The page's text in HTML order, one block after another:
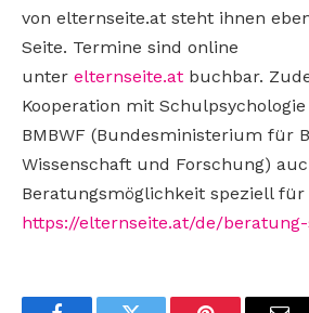
von elternseite.at steht ihnen
Seite. Termine sind online
unter elternseite.at buchbar.
Kooperation mit
BMBWF (Bundesministerium für
Wissenschaft und Forschung)
Beratungsmöglichkeit speziell
https://elternseite.at/de/